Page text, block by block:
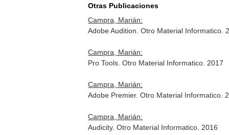
Otras Publicaciones
Campra, Marián:
Adobe Audition. Otro Material Informatico.
Campra, Marián:
Pro Tools. Otro Material Informatico. 2017
Campra, Marián:
Adobe Premier. Otro Material Informatico.
Campra, Marián:
Audicity. Otro Material Informatico. 2016